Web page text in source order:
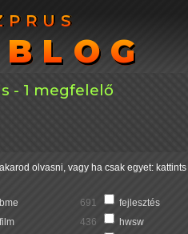
- 1 megfelelő
olvasni, vagy ha csak egyet: kattints
bme 691
fejlesztés
film 436
hwsw